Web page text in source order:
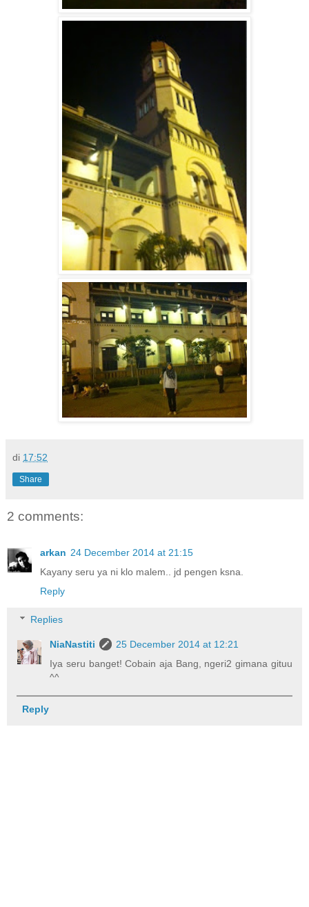
di 17:52
Share
2 comments:
arkan 24 December 2014 at 21:15
Kayany seru ya ni klo malem.. jd pengen ksna.
Reply
Replies
NiaNastiti
25 December 2014 at 12:21
Iya seru banget! Cobain aja Bang, ngeri2 gimana gituu
^^
Reply